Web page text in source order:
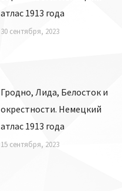
атлас 1913 года
30 сентября, 2023
Гродно, Лида, Белосток и
окрестности. Немецкий
атлас 1913 года
15 сентября, 2023